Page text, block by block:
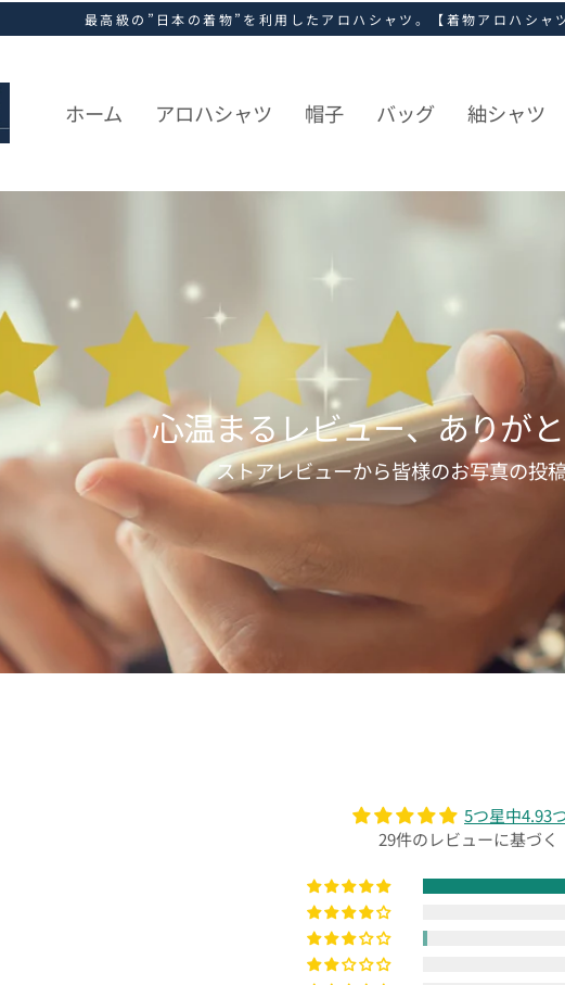
最高級の”日本の着物”を利用したアロハシャツ。【着物アロハシャ
ホーム アロハシャツ 帽子 バッグ 紬シャツ
心温まるレビュー、ありが
ストアレビューから皆様のお写真の投
5つ星中4.93
29件のレビューに基づく